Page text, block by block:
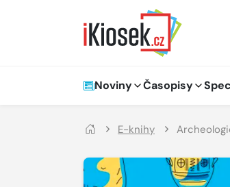
Hlavní navigace
Noviny Časopisy
E-knihy